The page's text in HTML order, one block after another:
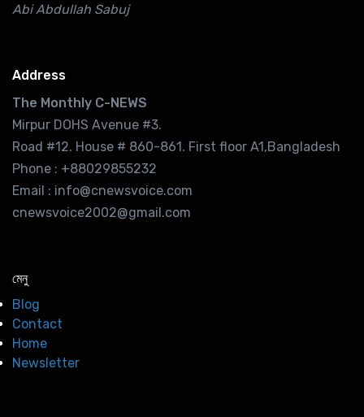
Abi Abdullah Sabuj
Address
The Monthly C-NEWS
Mirpur DOHS Avenue #3.
Road #12. House # 860-861. First floor A1,Bangladesh
Phone : +88029855232
Email : info@cnewsvoice.com
cnewsvoice2002@gmail.com
মেনু
Blog
Contact
Home
Newsletter